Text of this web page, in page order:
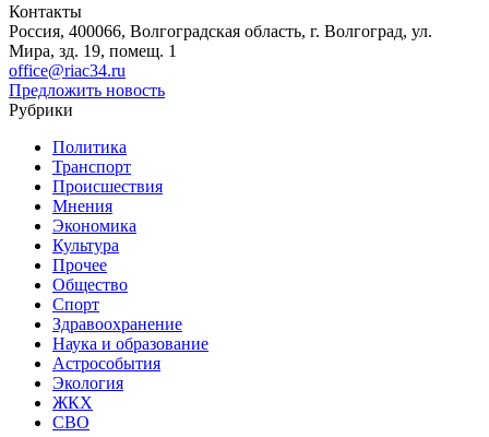
Контакты
Россия, 400066, Волгоградская область, г. Волгоград, ул.
Мира, зд. 19, помещ. 1
office@riac34.ru
Предложить новость
Рубрики
Политика
Транспорт
Происшествия
Мнения
Экономика
Культура
Прочее
Общество
Спорт
Здравоохранение
Наука и образование
Астрособытия
Экология
ЖКХ
СВО